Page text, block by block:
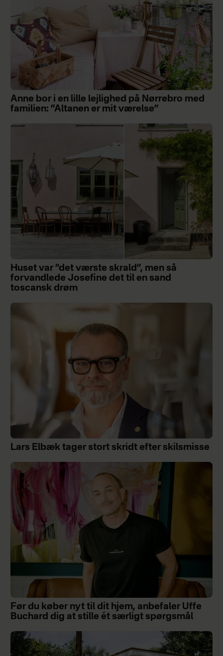
Anne bor i en lille lejlighed på Nørrebro med
familien: ”Altanen er mit værelse”
Huset var ”det værste skrald”, men så
forvandlede Josefine det til en sand
toscansk drøm
Lars Elbæk tager stort skridt efter skilsmisse
Før du køber nyt til dit hjem, anbefaler Uffe
Buchard dig at stille ét særligt spørgsmål